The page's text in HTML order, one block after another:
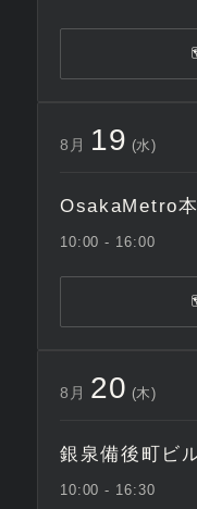
8月 19 (水)
OsakaMetro
10:00 - 16:00
8月 20 (木)
銀泉備後町ビ
10:00 - 16:30